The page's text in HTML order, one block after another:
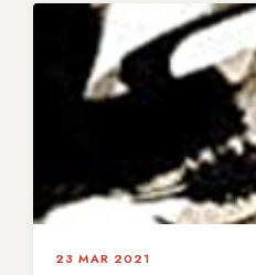
23 MAR 2021